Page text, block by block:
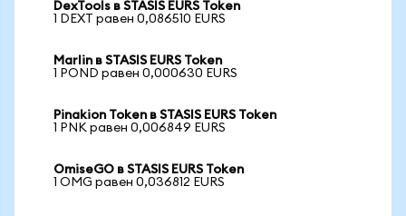
DexTools в STASIS EURS Token
1 DEXT равен 0,086510 EURS
Marlin в STASIS EURS Token
1 POND равен 0,000630 EURS
Pinakion Token в STASIS EURS Token
1 PNK равен 0,006849 EURS
OmiseGO в STASIS EURS Token
1 OMG равен 0,036812 EURS